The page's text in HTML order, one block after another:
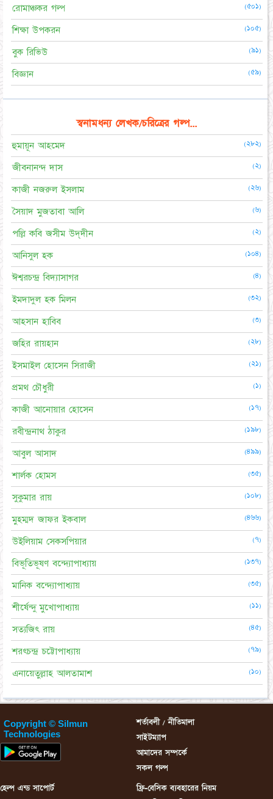
রোমাঞ্চকর গল্প (৫০১)
শিক্ষা উপকরন (১০৫)
বুক রিভিউ (৯১)
বিজ্ঞান (৫৯)
স্বনামধন্য লেখক/চরিত্রের গল্প...
হুমায়ূন আহমেদ (২৮২)
জীবনানন্দ দাস (২)
কাজী নজরুল ইসলাম (২৬)
সৈয়াদ মুজতাবা আলি (৬)
পল্লি কবি জসীম উদ্‌দীন (২)
আনিসুল হক (১০৪)
ঈশ্বরচন্দ্র বিদ্যাসাগর (৪)
ইমদাদুল হক মিলন (৩২)
আহসান হাবিব (৩)
জহির রায়হান (২৮)
ইসমাইল হোসেন সিরাজী (২১)
প্রমথ চৌধুরী (১)
কাজী আনোয়ার হোসেন (১৭)
রবীন্দ্রনাথ ঠাকুর (১৯৮)
আবুল আসাদ (৪৯৯)
শার্লক হোমস (৩৫)
সুকুমার রায় (১০৮)
মুহম্মদ জাফর ইকবাল (৪৬৬)
উইলিয়াম সেকসপিয়ার (৭)
বিভূতিভূষণ বন্দ্যোপাধ্যায় (১৩৭)
মানিক বন্দ্যোপাধ্যায় (৩৫)
শীর্ষেন্দু মুখোপাধ্যায় (১১)
সত্যজিৎ রায় (৪৫)
শরৎচন্দ্র চট্টোপাধ্যায় (৭৯)
এনায়েতুল্লাহ আলতামাশ (১০)
Copyright © Silmun
Technologies
শর্তাবলী / নীতিমালা
সাইটম্যাপ
আমাদের সম্পর্কে
সকল গল্প
হেল্প এন্ড সাপোর্ট
ফ্রি-বেসিক ব্যবহারের নিয়ম